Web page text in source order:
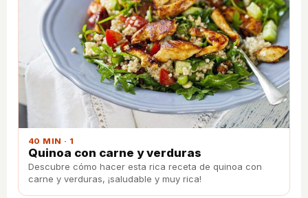
40 MIN · 1
Quinoa con carne y verduras
Descubre cómo hacer esta rica receta de quinoa con
carne y verduras, ¡saludable y muy rica!